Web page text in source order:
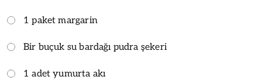
1 paket margarin
Bir buçuk su bardağı pudra şekeri
1 adet yumurta akı